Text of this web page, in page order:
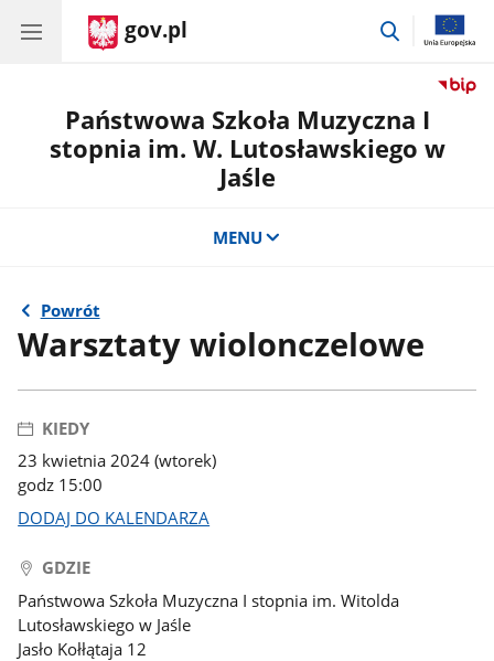
gov.pl
przejdź
Państwowa Szkoła Muzyczna I
stopnia im. W. Lutosławskiego w
Jaśle
MENU
Powrót
Warsztaty wiolonczelowe
KIEDY
23 kwietnia 2024 (wtorek)
godz 15:00
DODAJ DO KALENDARZA
GDZIE
Państwowa Szkoła Muzyczna I stopnia im. Witolda
Lutosławskiego w Jaśle
Jasło Kołłątaja 12